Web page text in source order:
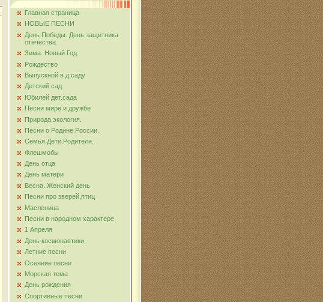
Главная страница
НОВЫЕ ПЕСНИ
День Победы. День защитника
отечества.
Зима. Новый Год
Рождество
Выпускной в д.саду
Детский сад
Юбилей дет.сада
Песни мире и дружбе
Природа,экология.
Песни о Родине.России.
Семья.Дети.Родители.
Флешмобы
День отца
День матери
Весна. Женский день
Песни про зверей,птиц
Масленица
Песни в народном характере
1 Апреля
День космонавтики
Летние песни
Осенние песни
Морская тема
День рождения
Спортивные песни